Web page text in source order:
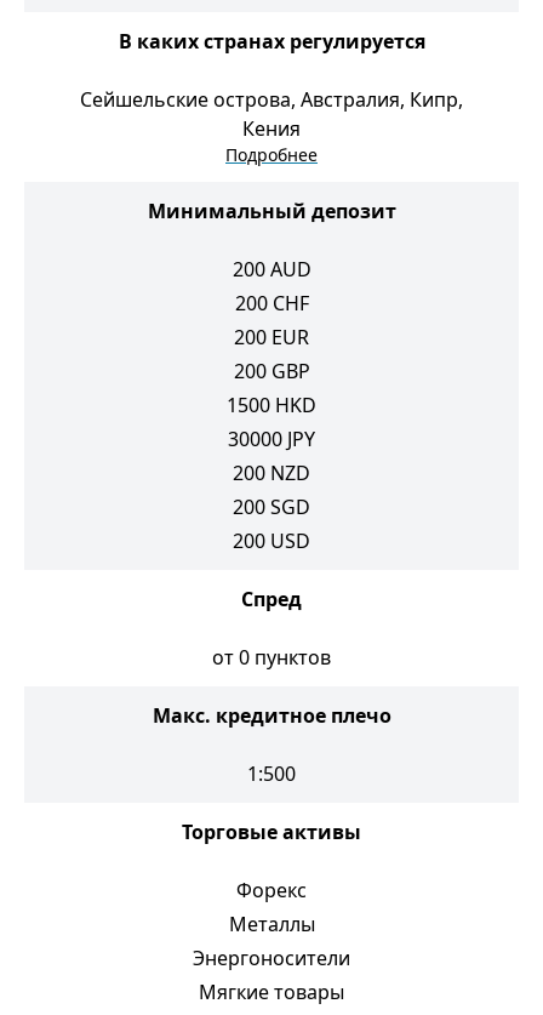
В каких странах регулируется
Сейшельские острова, Австралия, Кипр,
Кения
Подробнее
Минимальный депозит
200 AUD
200 CHF
200 EUR
200 GBP
1500 HKD
30000 JPY
200 NZD
200SGD
200 USD
Спред
от 0 пунктов
Макс. кредитное плечо
1:500
Торговые активы
Форекс
Металлы
Энергоносители
Мягкие товары